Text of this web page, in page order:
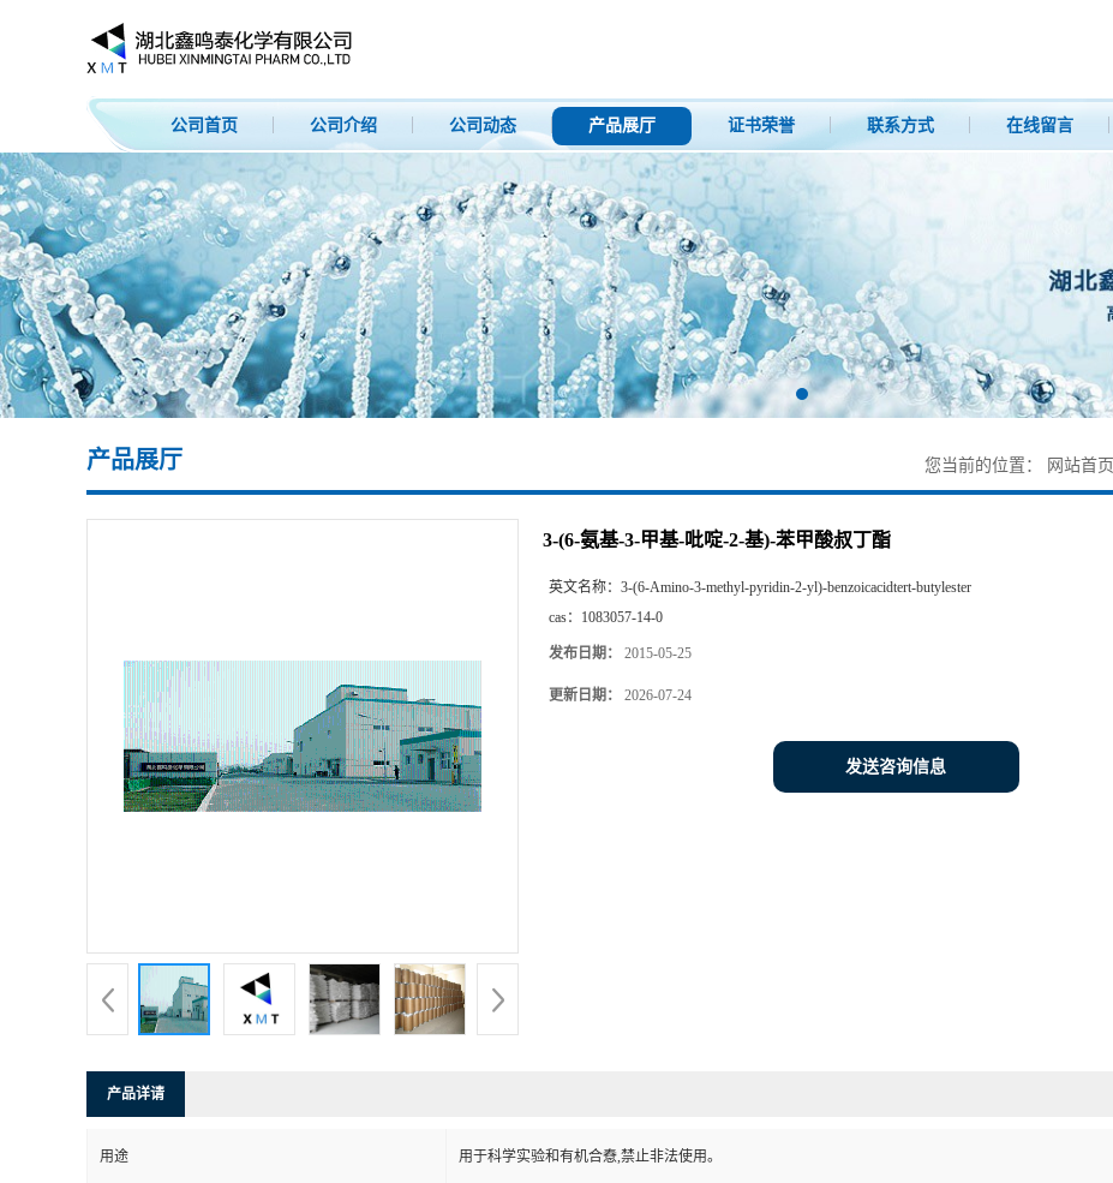
公司首页 公司介绍 公司动态 产品展厅 证书荣誉 联系方式 在线留言
产品展厅 您当前的位置： 网站首页
3-(6-氨基-3-甲基-吡啶-2-基)-苯甲酸叔丁酯
英文名称： 3-(6-Amino-3-methyl-pyridin-2-yl)-benzoicacidtert-butylester
cas： 1083057-14-0
发布日期： 2015-05-25
更新日期： 2026-07-24
发送咨询信息
产品详请
用途 用于科学实验和有机合憃,禁止非法使用。